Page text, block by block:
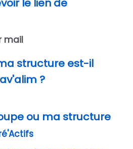
mail
structure est-il
?
ou ma structure